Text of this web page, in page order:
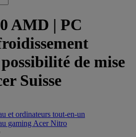
AMD | PC
de mise
Suisse
et ordinateurs tout-en-un
gaming Acer Nitro